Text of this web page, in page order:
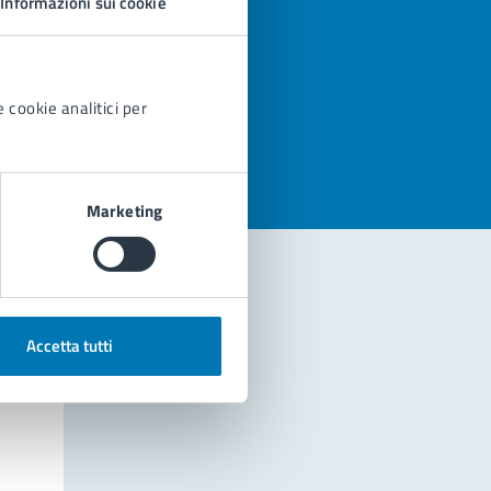
cookie analitici per
Marketing
Accetta tutti